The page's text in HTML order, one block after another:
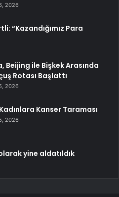
2026
“Kazandığımız Para
Beijing ile Bişkek Arasında
Rotası Başlattı
2026
Kanser Taraması
2026
yine aldatıldık